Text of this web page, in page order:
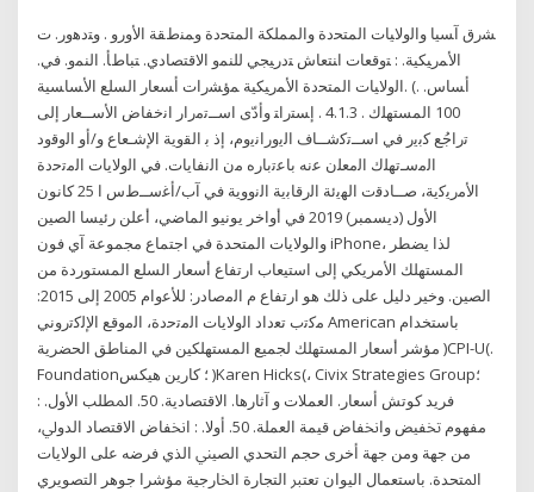
ﺸﺭﻕ ﺁﺴﻴﺎ ﻭﺍﻟﻭﻻﻴﺎﺕ ﺍﻟﻤﺘﺤﺩﺓ ﻭﺍﻟﻤﻤﻠﻜﺔ ﺍﻟﻤﺘﺤﺩﺓ ﻭﻤﻨﻁﻘﺔ ﺍﻷﻭﺭﻭ . ﻭﺘﺩﻫﻭﺭ. ﺕ
ﺍﻷﻤﺭﻴﻜﻴﺔ. : ﺘﻭﻗﻌﺎﺕ ﺍﻨﺘﻌﺎﺵ ﺘﺩﺭﻴﺠﻲ ﻟﻠﻨﻤﻭ ﺍﻻﻗﺘﺼﺎﺩﻱ. ﺘﺒﺎﻁﺄ. ﺍﻟﻨﻤﻭ. ﻓﻲ.
ﺍﻟﻭﻻﻴﺎﺕ ﺍﻟﻤﺘﺤﺩﺓ ﺍﻷﻤﺭﻴﻜﻴﺔ ﻤﺅﺸﺭﺍﺕ ﺃﺴﻌﺎﺭ ﺍﻟﺴﻠﻊ ﺍﻷﺴﺎﺴﻴﺔ. (. ﺃﺴﺎﺱ.
100 ﺍﻟﻤﺴﺘﻬﻠﻙ . 4.1.3 . ﺇﺴﺘﺭﺍﺘ ﻭﺃﺩّﻯ ﺍﺳــﺗﻣﺭﺍﺭ ﺍﻧﺧﻔﺎﺽ ﺍﻷﺳــﻌﺎﺭ ﺇﻟﻰ
ﺗﺭﺍﺟُﻊ ﻛﺑﻳﺭ ﻓﻲ ﺍﺳــﺗﻛﺷــﺎﻑ ﺍﻟﻳﻭﺭﺍﻧﻳﻭﻡ، ﺇﺫ ﺑ ﺍﻟﻘﻭﻳﺔ ﺍﻹﺷـﻌﺎﻉ ﻭ/ﺃﻭ ﺍﻟﻭﻗﻭﺩ
ﺍﻟﻣﺳـﺗﻬﻠﻙ ﺍﻟﻣﻌﻠﻥ ﻋﻧﻪ ﺑﺎﻋﺗﺑﺎﺭﻩ ﻣﻥ ﺍﻟﻧﻔﺎﻳﺎﺕ. ﻓﻲ ﺍﻟﻭﻻﻳﺎﺕ ﺍﻟﻣﺗﺣﺩﺓ
ﺍﻷﻣﺭﻳﻛﻳﺔ، ﺻــﺎﺩﻗﺕ ﺍﻟﻬﻳﺋﺔ ﺍﻟﺭﻗﺎﺑﻳﺔ ﺍﻟﻧﻭﻭﻳﺔ ﻓﻲ ﺁﺏ/ﺃﻏﺳــﻁﺱ ﺍ 25 كانون
الأول (ديسمبر) 2019 في أواخر يونيو الماضي، أعلن رئيسا الصين
والولايات المتحدة في اجتماع مجموعة آي فون iPhone، لذا يضطر
المستهلك الأمريكي إلى استيعاب ارتفاع أسعار السلع المستوردة من
الصين. وخير دليل على ذلك هو ارتفاع م اﻟﻣﺻﺎدر: ﻟﻸﻋوام 2005 إﻟﻰ 2015:
ﻣﻛﺗب ﺗﻌداد اﻟوﻻﯾﺎت اﻟﻣﺗﺣدة، اﻟﻣوﻗﻊ اﻹﻟﻛﺗروﻧﻲ American باستخدام
مؤشر أسعار المستهلك لجميع المستهلكين في المناطق الحضرية )CPI-U(.
Foundation؛ كارين هيكس )Karen Hicks(، Civix Strategies Group؛
فريد كوتش ﺃﺳﻌﺎﺭ. ﺍﻟﻌﻤﻼﺕ ﻭ ﺁﺛﺎﺭﻫﺎ. ﺍﻻﻗﺘﺼﺎﺩﻳﺔ. 50. ﺍﳌﻄﻠﺐ ﺍﻷﻭﻝ. :
ﻣﻔﻬﻮﻡ ﲣﻔﻴﺾ ﻭﺍﳔﻔﺎﺽ ﻗﻴﻤﺔ ﺍﻟﻌﻤﻠﺔ. 50. ﺃﻭﻻ. : ﺍﳔﻔﺎﺽ ﺍﻻﻗﺘﺼﺎﺩ ﺍﻟﺪﻭﱄ،
ﻣﻦ ﺟﻬﺔ ﻭﻣﻦ ﺟﻬﺔ ﺃﺧﺮﻯ ﺣﺠﻢ ﺍﻟﺘﺤﺪﻱ ﺍﻟﺼﻴﲏ ﺍﻟﺬﻱ ﻓﺮﺿﻪ ﻋﻠﻰ ﺍﻟﻮﻻﻳﺎﺕ
ﺍﳌﺘﺤﺪﺓ. ﺑﺎﺳﺘﻌﻤﺎﻝ ﺍﻟﻴﻮﺍﻥ ﺗﻌﺘﱪ ﺍﻟﺘﺠﺎﺭﺓ ﺍﳋﺎﺭﺟﻴﺔ ﻣﺆﺷﺮﺍ ﺟﻮﻫﺮ اﻟﺘﺼﻮﻳﺮي